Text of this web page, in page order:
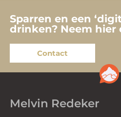
Sparren en een
drinken? Neem hier
Contact
Melvin Redeker